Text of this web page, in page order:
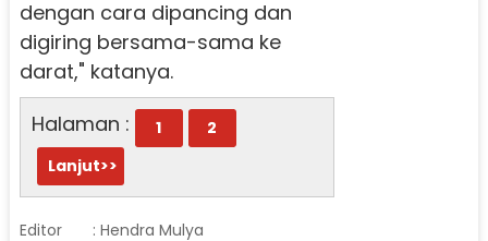
dengan cara dipancing dan
digiring bersama-sama ke
darat," katanya.
Halaman :
1
2
Lanjut>>
Editor : Hendra Mulya